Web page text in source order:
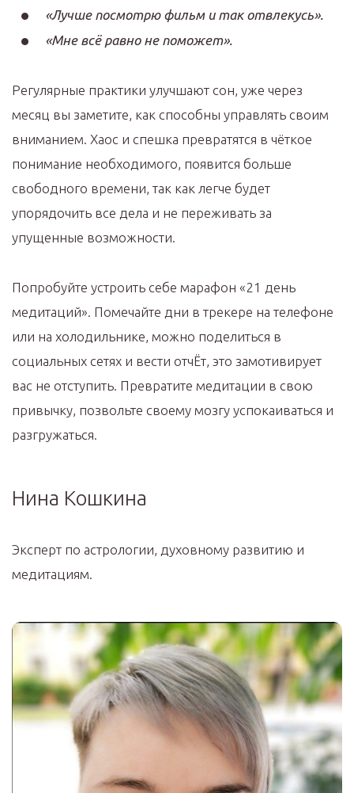
«Лучше посмотрю фильм и так отвлекусь».
«Мне всё равно не поможет».
Регулярные практики улучшают сон, уже через
месяц вы заметите, как способны управлять своим
вниманием. Хаос и спешка превратятся в чёткое
понимание необходимого, появится больше
свободного времени, так как легче будет
упорядочить все дела и не переживать за
упущенные возможности.
Попробуйте устроить себе марафон «21 день
медитаций». Помечайте дни в трекере на телефоне
или на холодильнике, можно поделиться в
социальных сетях и вести отчЁт, это замотивирует
вас не отступить. Превратите медитации в свою
привычку, позвольте своему мозгу успокаиваться и
разгружаться.
Нина Кошкина
Эксперт по астрологии, духовному развитию и
медитациям.